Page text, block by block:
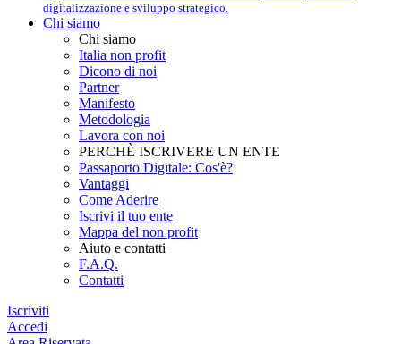
digitalizzazione e sviluppo strategico.
Chi siamo
Chi siamo
Italia non profit
Dicono di noi
Partner
Manifesto
Metodologia
Lavora con noi
PERCHÈ ISCRIVERE UN ENTE
Passaporto Digitale: Cos'è?
Vantaggi
Come Aderire
Iscrivi il tuo ente
Mappa del non profit
Aiuto e contatti
F.A.Q.
Contatti
Iscriviti
Accedi